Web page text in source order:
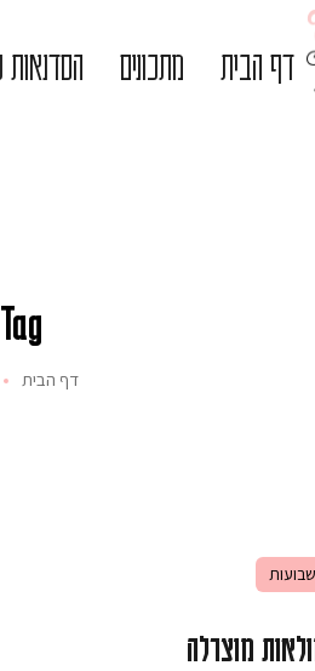
דף הבית מתכונים הסדנאות
Tag: לחמניות עשבי תיבול
דף הבית
שבועות
מוצרלה